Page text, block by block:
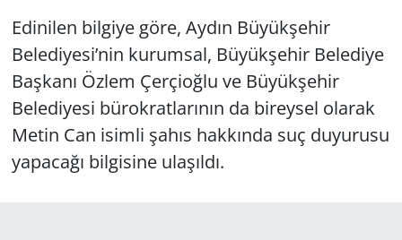
Edinilen bilgiye göre, Aydın Büyükşehir
Belediyesi’nin kurumsal, Büyükşehir Belediye
Başkanı Özlem Çerçioğlu ve Büyükşehir
Belediyesi bürokratlarının da bireysel olarak
Metin Can isimli şahıs hakkında suç duyurusu
yapacağı bilgisine ulaşıldı.